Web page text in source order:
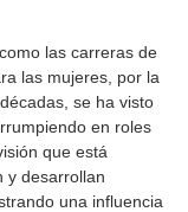
las carreras de
las mujeres, por la
se ha visto
en roles
que está
y desarrollan
una influencia